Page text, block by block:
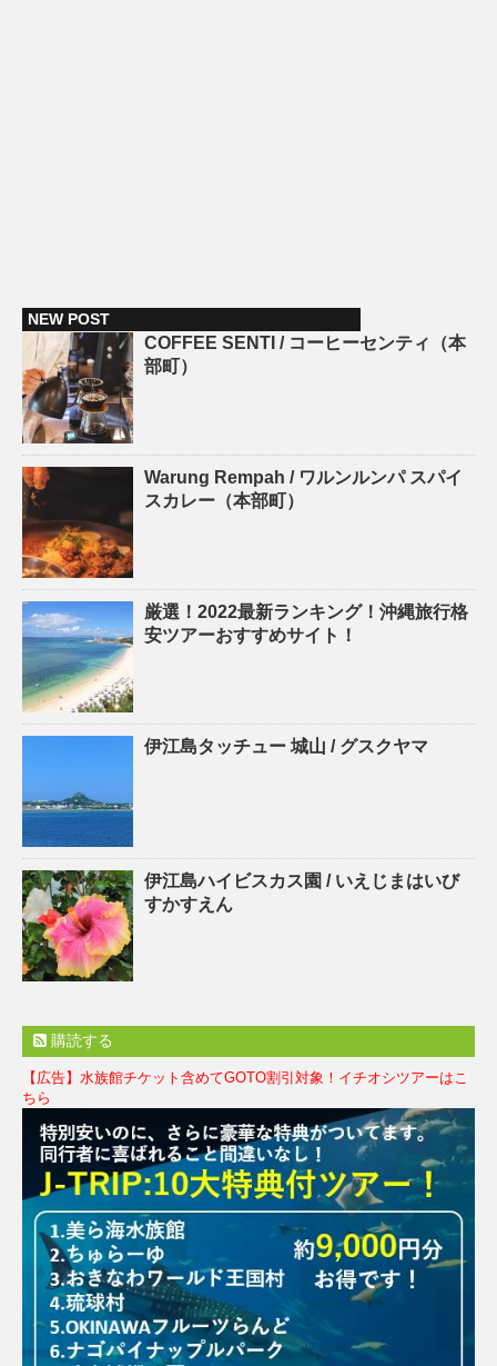
NEW POST
COFFEE SENTI / コーヒーセンティ（本
部町）
Warung Rempah / ワルンルンパ スパイ
スカレー（本部町）
厳選！2022最新ランキング！沖縄旅行格
安ツアーおすすめサイト！
伊江島タッチュー 城山 / グスクヤマ
伊江島ハイビスカス園 / いえじまはいび
すかすえん
購読する
【広告】水族館チケット含めてGOTO割引対象！イチオシツアーはこ
ちら